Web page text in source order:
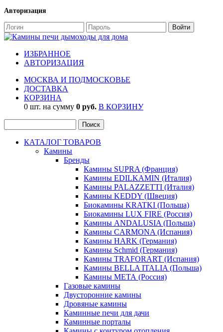
Авторизация
ИЗБРАННОЕ
АВТОРИЗАЦИЯ
МОСКВА И ПОДМОСКОВЬЕ
ДОСТАВКА
КОРЗИНА
0 шт. на сумму 0 руб. В КОРЗИНУ
КАТАЛОГ ТОВАРОВ
Камины
Бренды
Камины SUPRA (Франция)
Камины EDILKAMIN (Италия)
Камины PALAZZETTI (Италия)
Камины KEDDY (Швеция)
Биокамины KRATKI (Польша)
Биокамины LUX FIRE (Россия)
Камины ANDALUSIA (Польша)
Камины CARMONA (Испания)
Камины HARK (Германия)
Камины Schmid (Германия)
Камины TRAFORART (Испания)
Камины BELLA ITALIA (Польша)
Камины МЕТА (Россия)
Газовые камины
Двусторонние камины
Дровяные камины
Каминные печи для дачи
Каминные порталы